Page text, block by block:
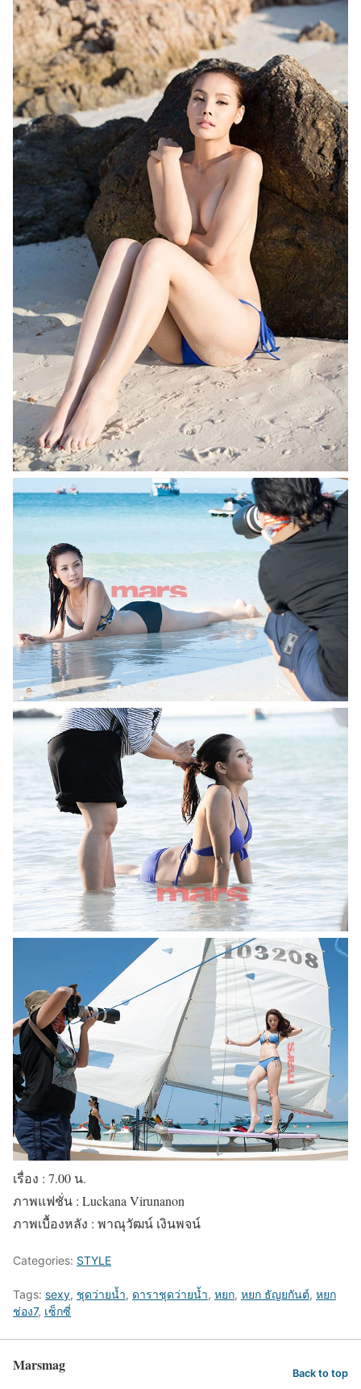
เรื่อง : 7.00 น.
ภาพแฟชั่น : Luckana Virunanon
ภาพเบื้องหลัง : พาณุวัฒน์ เงินพจน์
Categories: STYLE
Tags: sexy, ชุดว่ายน้ำ, ดาราชุดว่ายน้ำ, หยก, หยก ธัญยกันต์, หยก
ช่อง7, เซ็กซี่
Marsmag Back to top